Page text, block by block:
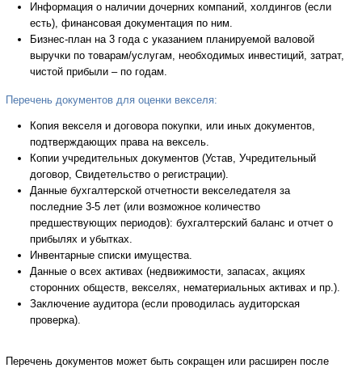
Информация о наличии дочерних компаний, холдингов (если
есть), финансовая документация по ним.
Бизнес-план на 3 года с указанием планируемой валовой
выручки по товарам/услугам, необходимых инвестиций, затрат,
чистой прибыли – по годам.
Перечень документов для оценки векселя:
Копия векселя и договора покупки, или иных документов,
подтверждающих права на вексель.
Копии учредительных документов (Устав, Учредительный
договор, Свидетельство о регистрации).
Данные бухгалтерской отчетности векселедателя за
последние 3-5 лет (или возможное количество
предшествующих периодов): бухгалтерский баланс и отчет о
прибылях и убытках.
Инвентарные списки имущества.
Данные о всех активах (недвижимости, запасах, акциях
сторонних обществ, векселях, нематериальных активах и пр.).
Заключение аудитора (если проводилась аудиторская
проверка).
Перечень документов может быть сокращен или расширен после